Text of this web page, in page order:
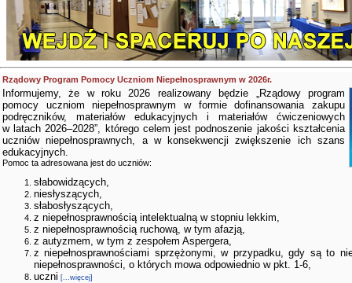
Rządowy Program Pomocy Uczniom Niepełnosprawnym w 2026r.
Informujemy, że w roku 2026 realizowany będzie „Rządowy program
pomocy uczniom niepełnosprawnym w formie dofinansowania zakupu
podręczników, materiałów edukacyjnych i materiałów ćwiczeniowych
w latach 2026–2028”, którego celem jest podnoszenie jakości kształcenia
uczniów niepełnosprawnych, a w konsekwencji zwiększenie ich szans
edukacyjnych.
Pomoc ta adresowana jest do uczniów:
słabowidzących,
niesłyszących,
słabosłyszących,
z niepełnosprawnością intelektualną w stopniu lekkim,
z niepełnosprawnością ruchową, w tym afazją,
z autyzmem, w tym z zespołem Aspergera,
z niepełnosprawnościami sprzężonymi, w przypadku, gdy są to
niepełnosprawności, o których mowa odpowiednio w pkt. 1-6,
uczni [...więcej]